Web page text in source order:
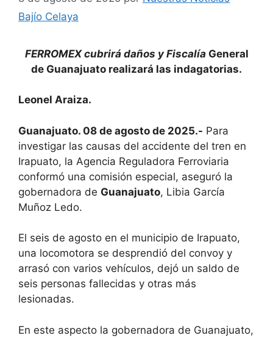
Bajío Celaya
FERROMEX cubrirá daños y FiscalíaGeneral
de Guanajuato realizará las indagatorias.
Leonel Araiza.
Guanajuato. 08 de agosto de 2025.- Para
investigar las causas del accidente del tren en
Irapuato, la Agencia Reguladora Ferroviaria
conformó una comisión especial, aseguró la
gobernadora de Guanajuato, Libia García
Muñoz Ledo.
El seis de agosto en el municipio de Irapuato,
una locomotora se desprendió del convoy y
arrasó con varios vehículos, dejó un saldo de
seis personas fallecidas y otras más
lesionadas.
En este aspecto la gobernadora de Guanajuato,